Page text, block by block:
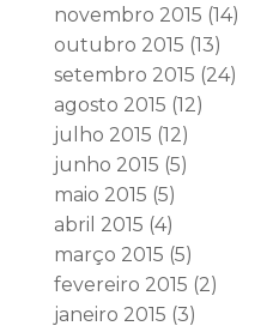
novembro 2015 (14)
outubro 2015 (13)
setembro 2015 (24)
agosto 2015 (12)
julho 2015 (12)
junho 2015 (5)
maio 2015 (5)
abril 2015 (4)
março 2015 (5)
fevereiro 2015 (2)
janeiro 2015 (3)